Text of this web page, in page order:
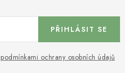
podmínkami ochrany osobních údajů
PŘIHLÁSIT SE